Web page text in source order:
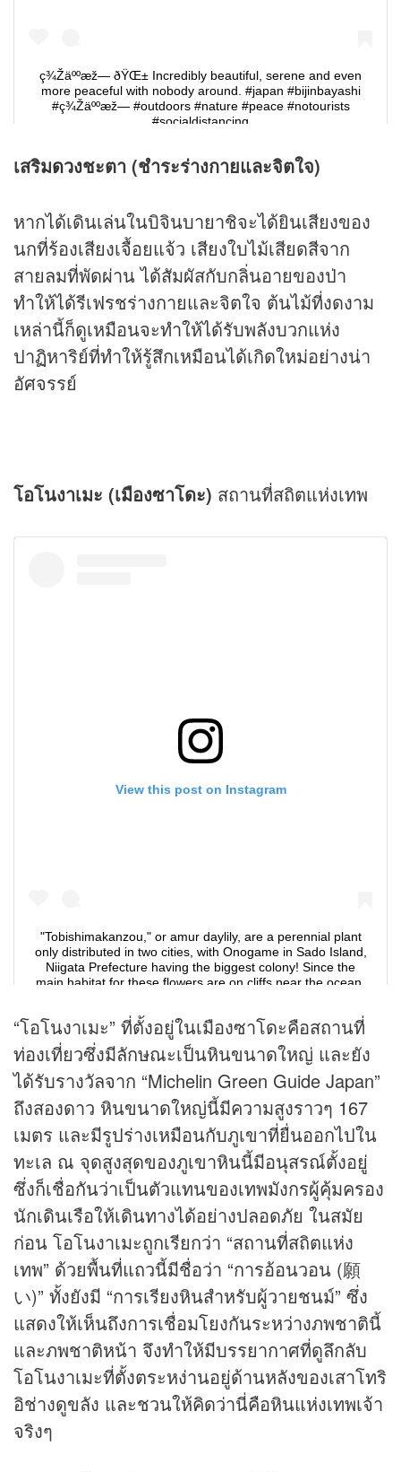
เสริมดวงชะตา (ชำระร่างกายและจิตใจ)
หากได้เดินเล่นในบิจินบายาชิจะได้ยินเสียงของ
นกที่ร้องเสียงเจื้อยแจ้ว เสียงใบไม้เสียดสีจาก
สายลมที่พัดผ่าน ได้สัมผัสกับกลิ่นอายของป่า
ทำให้ได้รีเฟรชร่างกายและจิตใจ ต้นไม้ที่งดงาม
เหล่านี้ก็ดูเหมือนจะทำให้ได้รับพลังบวกแห่ง
ปาฏิหาริย์ที่ทำให้รู้สึกเหมือนได้เกิดใหม่อย่างน่า
อัศจรรย์
โอโนงาเมะ (เมืองซาโดะ) สถานที่สถิตแห่งเทพ
“โอโนงาเมะ” ที่ตั้งอยู่ในเมืองซาโดะคือสถานที่
ท่องเที่ยวซึ่งมีลักษณะเป็นหินขนาดใหญ่ และยัง
ได้รับรางวัลจาก “Michelin Green Guide Japan”
ถึงสองดาว หินขนาดใหญ่นี้มีความสูงราวๆ 167
เมตร และมีรูปร่างเหมือนกับภูเขาที่ยื่นออกไปใน
ทะเล ณ จุดสูงสุดของภูเขาหินนี้มีอนุสรณ์ตั้งอยู่
ซึ่งก็เชื่อกันว่าเป็นตัวแทนของเทพมังกรผู้คุ้มครอง
นักเดินเรือให้เดินทางได้อย่างปลอดภัย ในสมัย
ก่อน โอโนงาเมะถูกเรียกว่า “สถานที่สถิตแห่ง
เทพ” ด้วยพื้นที่แถวนี้มีชื่อว่า “การอ้อนวอน (願
い)” ทั้งยังมี “การเรียงหินสำหรับผู้วายชนม์” ซึ่ง
แสดงให้เห็นถึงการเชื่อมโยงกันระหว่างภพชาตินี้
และภพชาติหน้า จึงทำให้มีบรรยากาศที่ดูลึกลับ
โอโนงาเมะที่ตั้งตระหง่านอยู่ด้านหลังของเสาโทริ
อิช่างดูขลัง และชวนให้คิดว่านี่คือหินแห่งเทพเจ้า
จริงๆ